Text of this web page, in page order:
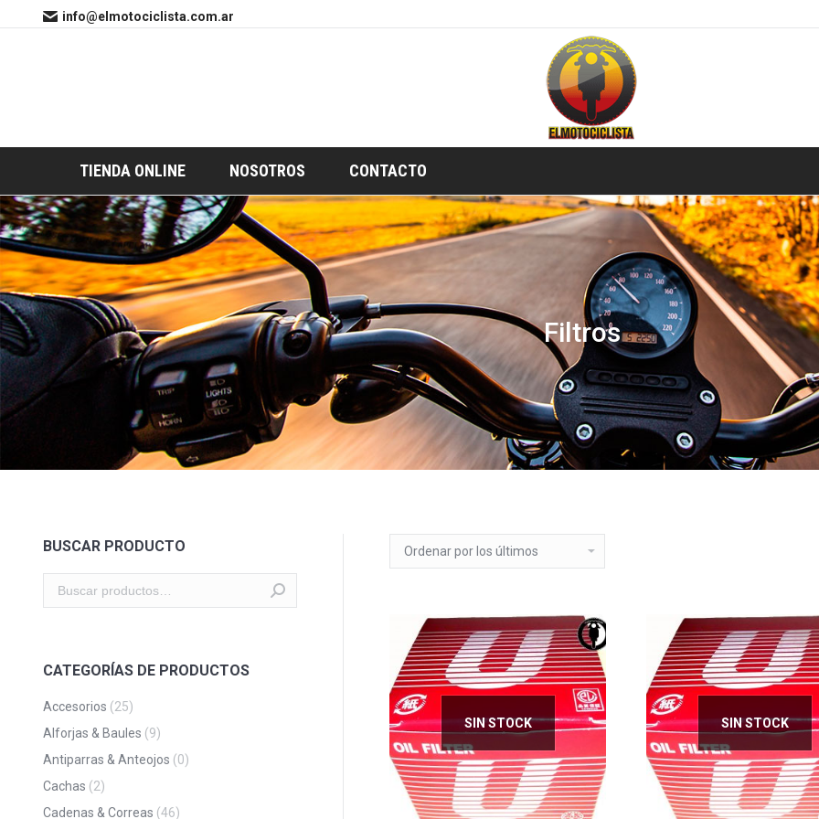
info@elmotociclista.com.ar
TIENDA ONLINE NOSOTROS CONTACTO
Filtros
SIN STOCK SIN STOCK
BUSCAR PRODUCTO
CATEGORÍAS DE PRODUCTOS
Accesorios (25)
Alforjas & Baules (9)
Antiparras & Anteojos (0)
Cachas (2)
Cadenas & Correas (46)